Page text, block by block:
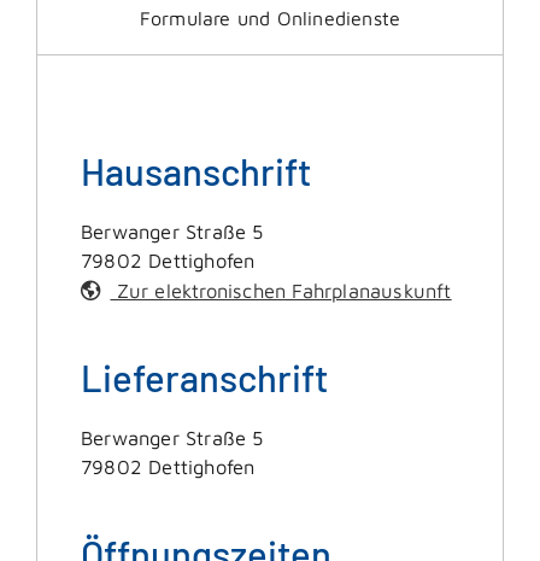
Formulare und Onlinedienste
Hausanschrift
Berwanger Straße 5
79802 Dettighofen
Zur elektronischen Fahrplanauskunft
Lieferanschrift
Berwanger Straße 5
79802 Dettighofen